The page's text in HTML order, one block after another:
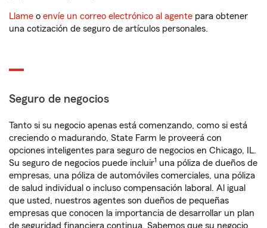
Llame o envíe un correo electrónico al agente para obtener
una cotización de seguro de artículos personales.
Seguro de negocios
Tanto si su negocio apenas está comenzando, como si está
creciendo o madurando, State Farm le proveerá con
opciones inteligentes para seguro de negocios en Chicago, IL.
Su seguro de negocios puede incluir1 una póliza de dueños de
empresas, una póliza de automóviles comerciales, una póliza
de salud individual o incluso compensación laboral. Al igual
que usted, nuestros agentes son dueños de pequeñas
empresas que conocen la importancia de desarrollar un plan
de seguridad financiera continua. Sabemos que su negocio